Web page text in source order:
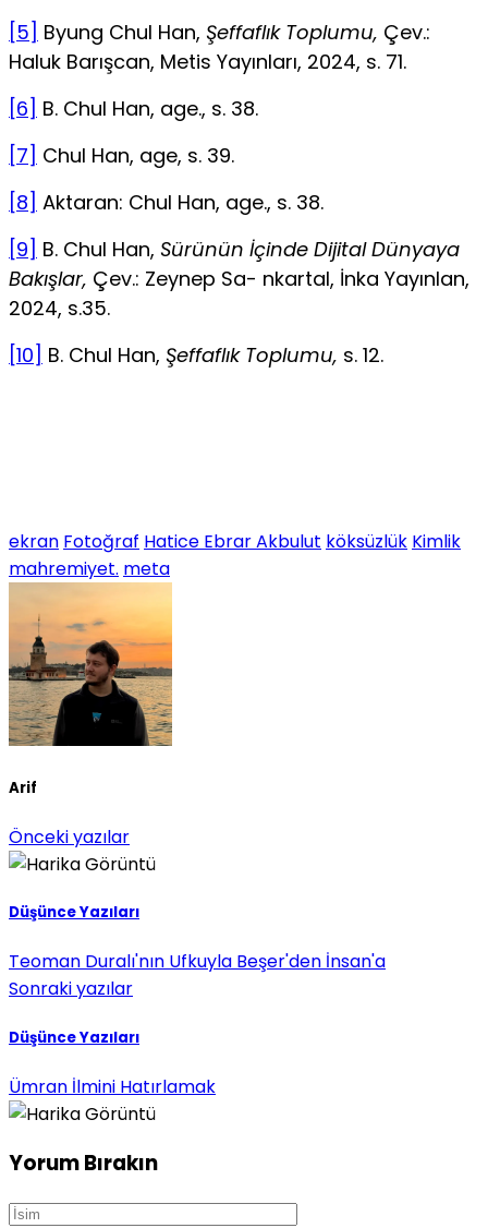
[5] Byung Chul Han, Şeffaflık Toplumu, Çev.:
Haluk Barışcan, Metis Yayın­ları, 2024, s. 71.
[6] B. Chul Han, age., s. 38.
[7] Chul Han, age, s. 39.
[8] Aktaran: Chul Han, age., s. 38.
[9] B. Chul Han, Sürünün İçinde Dijital Dünyaya
Bakışlar, Çev.: Zeynep Sa- nkartal, İnka Yayınlan,
2024, s.35.
[10] B. Chul Han, Şeffaflık Toplumu, s. 12.
ekran Fotoğraf Hatice Ebrar Akbulut köksüzlük Kimlik
mahremiyet. meta
Arif
Önceki yazılar
Düşünce Yazıları
Teoman Duralı'nın Ufkuyla Beşer'den İnsan'a
Sonraki yazılar
Düşünce Yazıları
Ümran İlmini Hatırlamak
Yorum Bırakın